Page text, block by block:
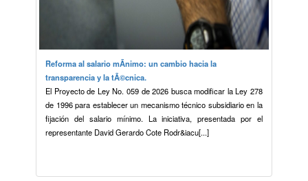
Reforma al salario mÃ­nimo: un cambio hacia la
transparencia y la tÃ©cnica.
El Proyecto de Ley No. 059 de 2026 busca modificar la Ley 278
de 1996 para establecer un mecanismo técnico subsidiario en la
fijación del salario mínimo. La iniciativa, presentada por el
representante David Gerardo Cote Rodr&iacu[...]